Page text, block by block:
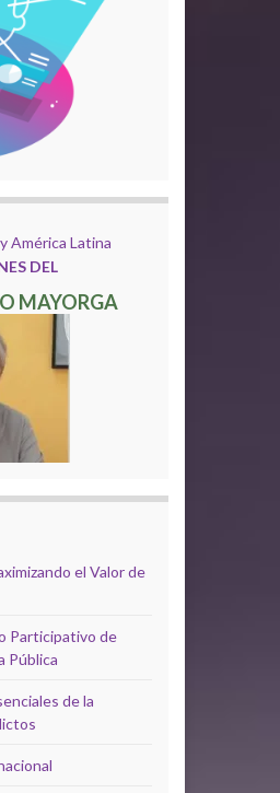
América Latina
DEL
MAYORGA
el Valor de
Participativo de
Pública
de la